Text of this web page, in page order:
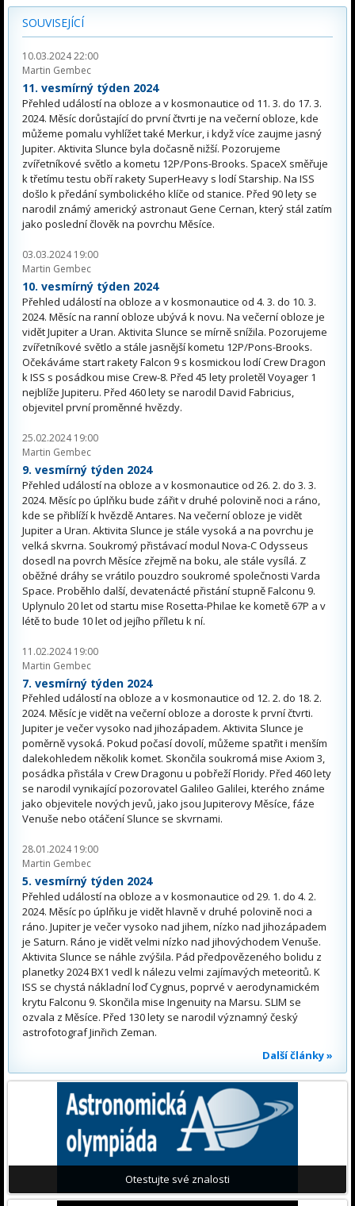
SOUVISEJÍCÍ
10.03.2024 22:00
Martin Gembec
11. vesmírný týden 2024
Přehled událostí na obloze a v kosmonautice od 11. 3. do 17. 3.
2024. Měsíc dorůstající do první čtvrti je na večerní obloze, kde
můžeme pomalu vyhlížet také Merkur, i když více zaujme jasný
Jupiter. Aktivita Slunce byla dočasně nižší. Pozorujeme
zvířetníkové světlo a kometu 12P/Pons-Brooks. SpaceX směřuje
k třetímu testu obří rakety SuperHeavy s lodí Starship. Na ISS
došlo k předání symbolického klíče od stanice. Před 90 lety se
narodil známý americký astronaut Gene Cernan, který stál zatím
jako poslední člověk na povrchu Měsíce.
03.03.2024 19:00
Martin Gembec
10. vesmírný týden 2024
Přehled událostí na obloze a v kosmonautice od 4. 3. do 10. 3.
2024. Měsíc na ranní obloze ubývá k novu. Na večerní obloze je
vidět Jupiter a Uran. Aktivita Slunce se mírně snížila. Pozorujeme
zvířetníkové světlo a stále jasnější kometu 12P/Pons-Brooks.
Očekáváme start rakety Falcon 9 s kosmickou lodí Crew Dragon
k ISS s posádkou mise Crew-8. Před 45 lety proletěl Voyager 1
nejblíže Jupiteru. Před 460 lety se narodil David Fabricius,
objevitel první proměnné hvězdy.
25.02.2024 19:00
Martin Gembec
9. vesmírný týden 2024
Přehled událostí na obloze a v kosmonautice od 26. 2. do 3. 3.
2024. Měsíc po úplňku bude zářit v druhé polovině noci a ráno,
kde se přiblíží k hvězdě Antares. Na večerní obloze je vidět
Jupiter a Uran. Aktivita Slunce je stále vysoká a na povrchu je
velká skvrna. Soukromý přistávací modul Nova-C Odysseus
dosedl na povrch Měsíce zřejmě na boku, ale stále vysílá. Z
oběžné dráhy se vrátilo pouzdro soukromé společnosti Varda
Space. Proběhlo další, devatenácté přistání stupně Falconu 9.
Uplynulo 20 let od startu mise Rosetta-Philae ke kometě 67P a v
létě to bude 10 let od jejího příletu k ní.
11.02.2024 19:00
Martin Gembec
7. vesmírný týden 2024
Přehled událostí na obloze a v kosmonautice od 12. 2. do 18. 2.
2024. Měsíc je vidět na večerní obloze a doroste k první čtvrti.
Jupiter je večer vysoko nad jihozápadem. Aktivita Slunce je
poměrně vysoká. Pokud počasí dovolí, můžeme spatřit i menším
dalekohledem několik komet. Skončila soukromá mise Axiom 3,
posádka přistála v Crew Dragonu u pobřeží Floridy. Před 460 lety
se narodil vynikající pozorovatel Galileo Galilei, kterého známe
jako objevitele nových jevů, jako jsou Jupiterovy Měsíce, fáze
Venuše nebo otáčení Slunce se skvrnami.
28.01.2024 19:00
Martin Gembec
5. vesmírný týden 2024
Přehled událostí na obloze a v kosmonautice od 29. 1. do 4. 2.
2024. Měsíc po úplňku je vidět hlavně v druhé polovině noci a
ráno. Jupiter je večer vysoko nad jihem, nízko nad jihozápadem
je Saturn. Ráno je vidět velmi nízko nad jihovýchodem Venuše.
Aktivita Slunce se náhle zvýšila. Pád předpovězeného bolidu z
planetky 2024 BX1 vedl k nálezu velmi zajímavých meteoritů. K
ISS se chystá nákladní loď Cygnus, poprvé v aerodynamickém
krytu Falconu 9. Skončila mise Ingenuity na Marsu. SLIM se
ozvala z Měsíce. Před 130 lety se narodil významný český
astrofotograf Jinřich Zeman.
Další články »
Otestujte své znalosti